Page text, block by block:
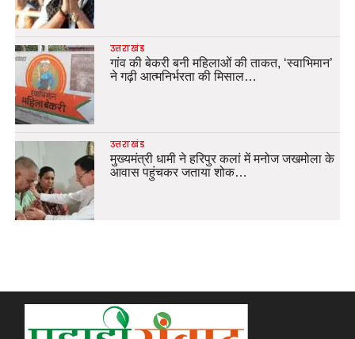
उत्तराखंड
गांव की बेकरी बनी महिलाओं की ताकत, ‘स्वाभिमान’
ने गढ़ी आत्मनिर्भरता की मिसाल…
उत्तराखंड
मुख्यमंत्री धामी ने हरिपुर कलां में मनोज जखमोला के
आवास पहुंचकर जताया शोक…